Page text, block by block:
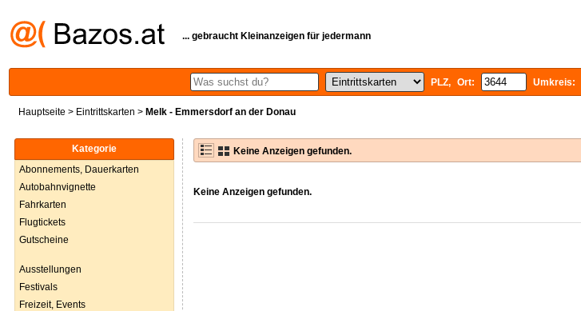
... gebraucht Kleinanzeigen für jedermann
PLZ, Ort: Umkreis:
Hauptseite > Eintrittskarten > Melk - Emmersdorf an der Donau
Kategorie
Abonnements, Dauerkarten
Autobahnvignette
Fahrkarten
Flugtickets
Gutscheine
Ausstellungen
Festivals
Freizeit, Events
Keine Anzeigen gefunden.
Keine Anzeigen gefunden.